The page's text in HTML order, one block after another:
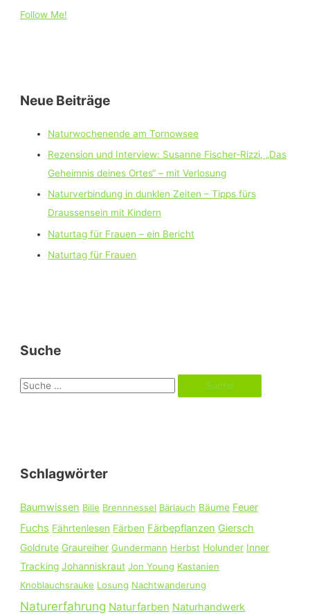
Follow Me!
Neue Beiträge
Naturwochenende am Tornowsee
Rezension und Interview: Susanne Fischer-Rizzi, „Das
Geheimnis deines Ortes“ – mit Verlosung
Naturverbindung in dunklen Zeiten – Tipps fürs
Draussensein mit Kindern
Naturtag für Frauen – ein Bericht
Naturtag für Frauen
Suche
S
n
a
c
h
:
Schlagwörter
Baumwissen Bille Brennnessel Bärlauch Bäume Feuer
Fuchs Fährtenlesen Färben Färbepflanzen Giersch
Goldrute Graureiher Gundermann Herbst Holunder Inner
Tracking Johanniskraut Jon Young Kastanien
Knoblauchsrauke Losung Nachtwanderung
Naturerfahrung Naturfarben Naturhandwerk